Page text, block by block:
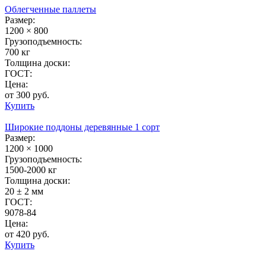
Облегченные паллеты
Размер:
1200 × 800
Грузоподъемность:
700 кг
Толщина доски:
ГОСТ:
Цена:
от 300 руб.
Купить
Широкие поддоны деревянные 1 сорт
Размер:
1200 × 1000
Грузоподъемность:
1500-2000 кг
Толщина доски:
20 ± 2 мм
ГОСТ:
9078-84
Цена:
от 420 руб.
Купить